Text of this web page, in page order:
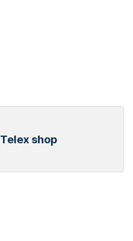
Telex shop